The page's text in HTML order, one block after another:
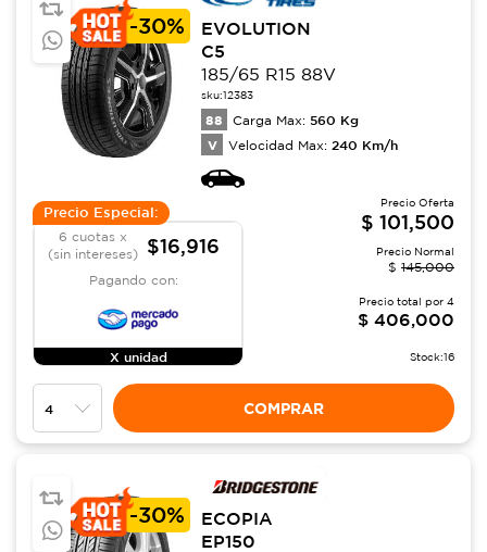
-30%
EVOLUTION
C5
185/65 R15 88V
sku:12383
88 Carga Max: 560 Kg
V Velocidad Max: 240 Km/h
Precio Especial:
6 cuotas x
(sin intereses)
$16,916
Pagando con:
X unidad
Precio Oferta
$ 101,500
Precio Normal
$ 145,000
Precio total por 4
$ 406,000
Stock:16
COMPRAR
-30%
ECOPIA
EP150